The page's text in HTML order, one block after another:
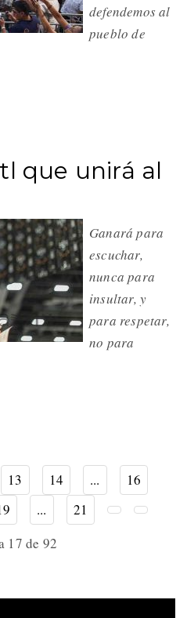
defendemos al
pueblo de
que unirá al
Ganará para
escuchar,
nunca para
insultar, y
para respetar,
no para
13 14 ...
16
...
21
17 de 92